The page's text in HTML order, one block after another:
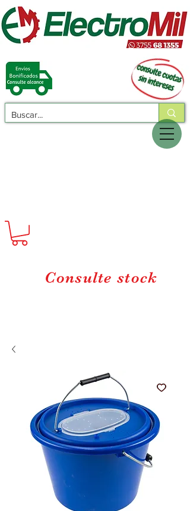
Consulte stock